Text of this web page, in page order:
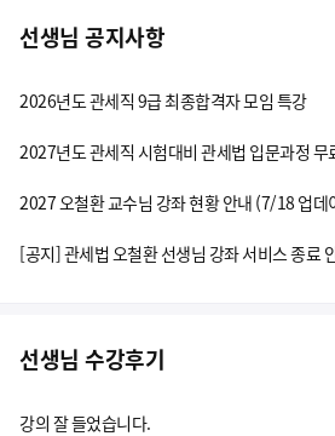
선생님 공지사항
2026년도 관세직 9급 최종합격자 모임 특강
2027년도 관세직 시험대비 관세법 입문과정 무
2027 오철환 교수님 강좌 현황 안내 (7/18 업데
[공지] 관세법 오철환 선생님 강좌 서비스 종료
선생님 수강후기
강의 잘 들었습니다.